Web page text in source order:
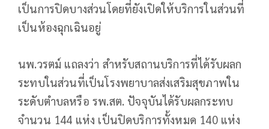
เป็นการปิดบางส่วนโดยที่ยังเปิดให้บริการในส่วนที่
เป็นห้องฉุกเฉินอยู่
นพ.วรตม์ แถลงว่า สำหรับสถานบริการที่ได้รับผลก
ระทบในส่วนที่เป็นโรงพยาบาลส่งเสริมสุขภาพใน
ระดับตำบลหรือ รพ.สต. ปัจจุบันได้รับผลกระทบ
จำนวน 144 แห่ง เป็นปิดบริการทั้งหมด 140 แห่ง